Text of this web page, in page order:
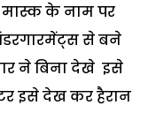
मास्क के नाम पर
से बने
ने बिना देखे इसे
इसे देख कर हैरान